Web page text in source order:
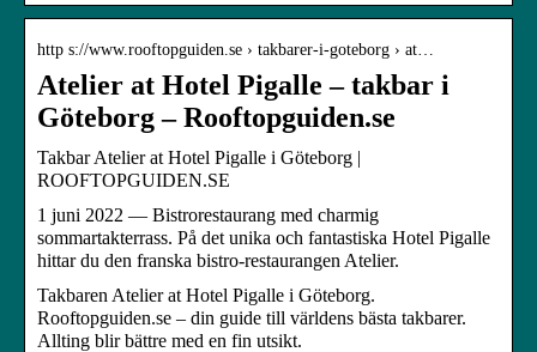
http s://www.rooftopguiden.se › takbarer-i-goteborg › at…
Atelier at Hotel Pigalle – takbar i
Göteborg – Rooftopguiden.se
Takbar Atelier at Hotel Pigalle i Göteborg |
ROOFTOPGUIDEN.SE
1 juni 2022 — Bistrorestaurang med charmig
sommartakterrass. På det unika och fantastiska Hotel Pigalle
hittar du den franska bistro-restaurangen Atelier.
Takbaren Atelier at Hotel Pigalle i Göteborg.
Rooftopguiden.se – din guide till världens bästa takbarer.
Allting blir bättre med en fin utsikt.